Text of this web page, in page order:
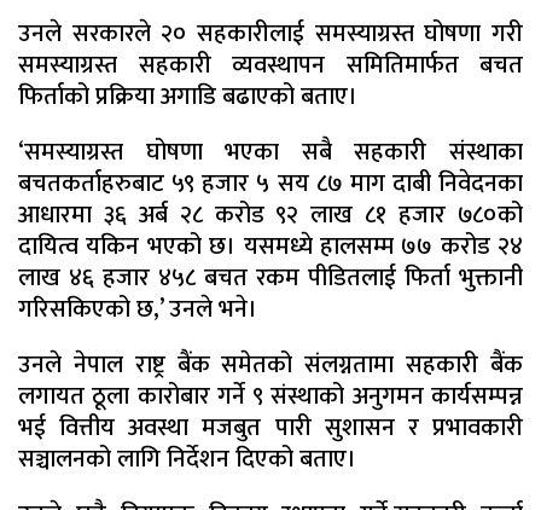
उनले सरकारले २० सहकारीलाई समस्याग्रस्त घोषणा गरी
समस्याग्रस्त सहकारी व्यवस्थापन समितिमार्फत बचत
फिर्ताको प्रक्रिया अगाडि बढाएको बताए।
‘समस्याग्रस्त घोषणा भएका सबै सहकारी संस्थाका
बचतकर्ताहरुबाट ५९ हजार ५ सय ८७ माग दाबी निवेदनका
आधारमा ३६ अर्ब २८ करोड ९२ लाख ८१ हजार ७८०को
दायित्व यकिन भएको छ। यसमध्ये हालसम्म ७७ करोड २४
लाख ४६ हजार ४५८ बचत रकम पीडितलाई फिर्ता भुक्तानी
गरिसकिएको छ,’ उनले भने।
उनले नेपाल राष्ट्र बैंक समेतको संलग्नतामा सहकारी बैंक
लगायत ठूला कारोबार गर्ने ९ संस्थाको अनुगमन कार्यसम्पन्न
भई वित्तीय अवस्था मजबुत पारी सुशासन र प्रभावकारी
सञ्चालनको लागि निर्देशन दिएको बताए।